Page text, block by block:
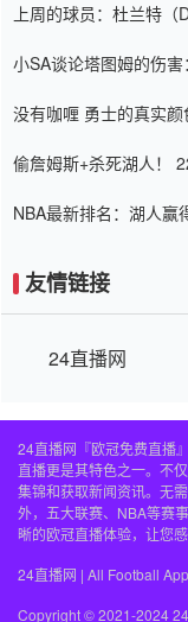
上周的球员：杜兰特（
小SA谈论塔图姆的伤
没有咖喱 勇士的真实
偷詹姆斯+杀死湖人！
NBA最新排名：湖人
友情链接
24直播网
24直播网『欧冠免费直播
直播更是其特色之一。不
集锦和获取新闻资讯。无
外，五大联赛、NBA等赛
晰的欧冠直播体验，让您感
24直播网 | All Football App
Copyright © 2021-2024